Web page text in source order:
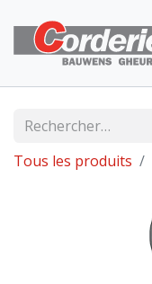
Tous les produits